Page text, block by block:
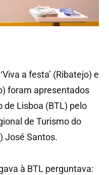
a festa’ (Ribatejo) e
foram apresentados
de Lisboa (BTL) pelo
de Turismo do
José Santos.
à BTL perguntava: